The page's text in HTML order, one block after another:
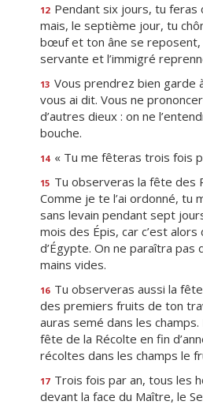
12 Pendant six jours, tu feras
mais, le septième jour, tu
bœuf et ton âne se
servante et l’immigré
13 Vous prendrez bien garde
vous ai dit. Vous ne
d’autres dieux : on ne
bouche.
14 « Tu me fêteras trois fois
15 Tu observeras la fête des
Comme je te l’ai ordonné, tu
sans levain pendant sept
mois des Épis, car c’est
d’Égypte. On ne paraîtra pas
mains vides.
16 Tu observeras aussi la
des premiers fruits de ton
auras semé dans les
fête de la Récolte en fin
récoltes dans les champs le
17 Trois fois par an, tous les
devant la face du Maître, le